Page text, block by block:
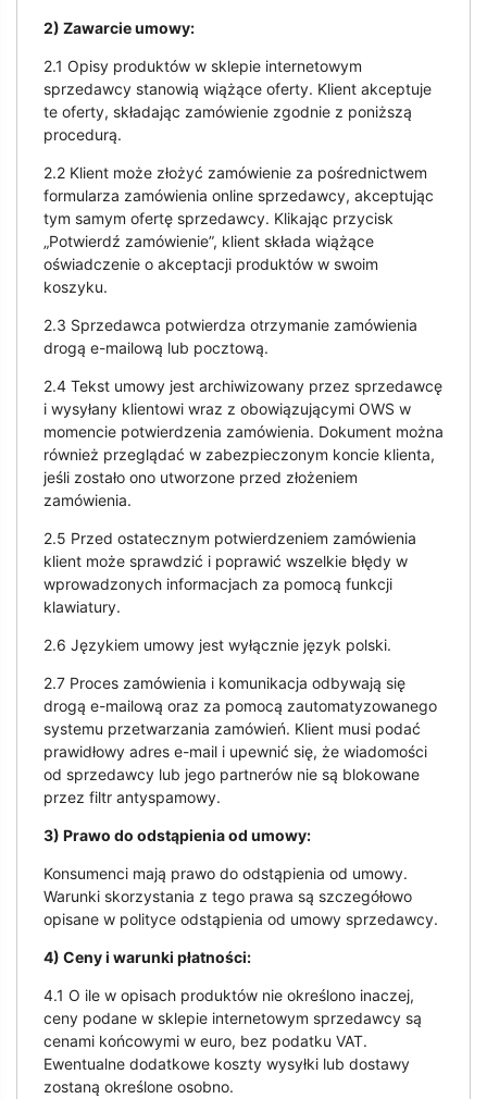
2) Zawarcie umowy:
2.1 Opisy produktów w sklepie internetowym
sprzedawcy stanowią wiążące oferty. Klient akceptuje
te oferty, składając zamówienie zgodnie z poniższą
procedurą.
2.2 Klient może złożyć zamówienie za pośrednictwem
formularza zamówienia online sprzedawcy, akceptując
tym samym ofertę sprzedawcy. Klikając przycisk
„Potwierdź zamówienie”, klient składa wiążące
oświadczenie o akceptacji produktów w swoim
koszyku.
2.3 Sprzedawca potwierdza otrzymanie zamówienia
drogą e-mailową lub pocztową.
2.4 Tekst umowy jest archiwizowany przez sprzedawcę
i wysyłany klientowi wraz z obowiązującymi OWS w
momencie potwierdzenia zamówienia. Dokument można
również przeglądać w zabezpieczonym koncie klienta,
jeśli zostało ono utworzone przed złożeniem
zamówienia.
2.5 Przed ostatecznym potwierdzeniem zamówienia
klient może sprawdzić i poprawić wszelkie błędy w
wprowadzonych informacjach za pomocą funkcji
klawiatury.
2.6 Językiem umowy jest wyłącznie język polski.
2.7 Proces zamówienia i komunikacja odbywają się
drogą e-mailową oraz za pomocą zautomatyzowanego
systemu przetwarzania zamówień. Klient musi podać
prawidłowy adres e-mail i upewnić się, że wiadomości
od sprzedawcy lub jego partnerów nie są blokowane
przez filtr antyspamowy.
3) Prawo do odstąpienia od umowy:
Konsumenci mają prawo do odstąpienia od umowy.
Warunki skorzystania z tego prawa są szczegółowo
opisane w polityce odstąpienia od umowy sprzedawcy.
4) Ceny i warunki płatności:
4.1 O ile w opisach produktów nie określono inaczej,
ceny podane w sklepie internetowym sprzedawcy są
cenami końcowymi w euro, bez podatku VAT.
Ewentualne dodatkowe koszty wysyłki lub dostawy
zostaną określone osobno.